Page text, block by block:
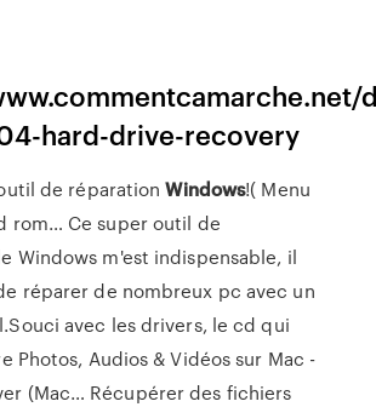
hard-drive-recovery
de réparationWindows!( Menu
rom… Ce super outil de
Windows m'est indispensable, il
réparer de nombreux pc avec un
avec les drivers, le cd qui
Photos, Audios & Vidéos sur Mac -
(Mac… Récupérer des fichiers